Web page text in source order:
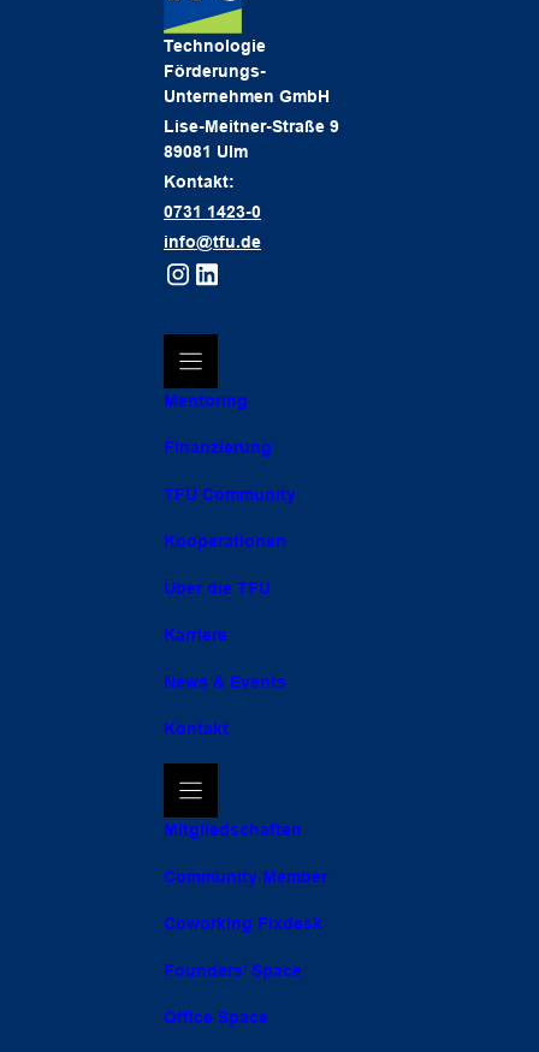
Technologie
Förderungs-
Unternehmen GmbH
Lise-Meitner-Straße 9
89081 Ulm
Kontakt:
0731 1423-0
info@tfu.de
Mentoring
Finanzierung
TFU Community
Kooperationen
Über die TFU
Karriere
News & Events
Kontakt
Mitgliedschaften
Community Member
Coworking Fixdesk
Founders’ Space
Office Space